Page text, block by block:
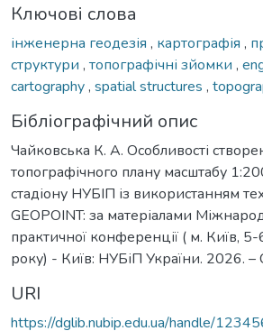
Ключові слова
інженерна геодезія , картографія ,
структури , топографічні зйомки ,
cartography, spatial structures ,
Бібліографічний опис
Чайковська К. А. Особливості
топографічного плану масштабу
стадіону НУБІП із використанням
GEOPOINT: за матеріалами
практичної конференції ( м. Київ,
року) - Київ: НУБіП України. 2026.
URI
https://dglib.nubip.edu.ua/handle/